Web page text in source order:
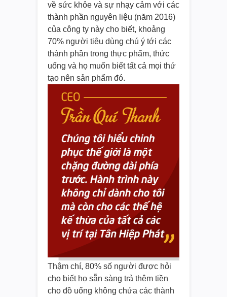
về sức khỏe và sự nhạy cảm với các
thành phần nguyên liệu (năm 2016)
của công ty này cho biết, khoảng
70% người tiêu dùng chú ý tới các
thành phần trong thực phẩm, thức
uống và họ muốn biết tất cả mọi thứ
tạo nên sản phẩm đó.
Thậm chí, 80% số người được hỏi
cho biết họ sẵn sàng trả thêm tiền
cho đồ uống không chứa các thành